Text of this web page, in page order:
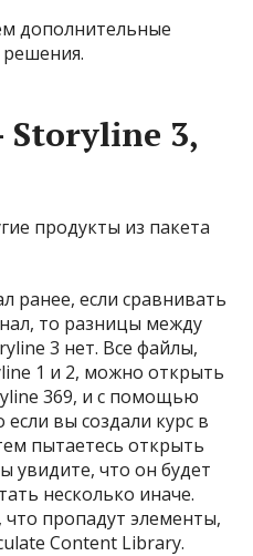
дополнительные
3,
продукты из пакета
ранее, если сравнивать
то разницы между
3 нет. Все файлы,
1 и 2, можно открыть
369, и с помощью
вы создали курс в
пытаетесь открыть
увидите, что он будет
несколько иначе.
что пропадут элементы,
Content Library.